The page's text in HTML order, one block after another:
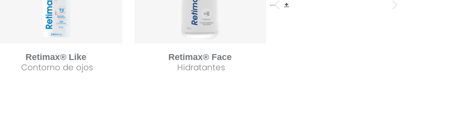
Retimax® Like
Contorno de ojos
Retimax® Face
Hidratantes